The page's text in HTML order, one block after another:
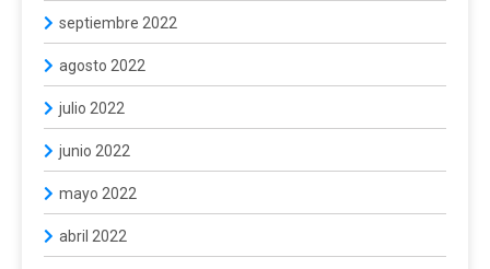
septiembre 2022
agosto 2022
julio 2022
junio 2022
mayo 2022
abril 2022